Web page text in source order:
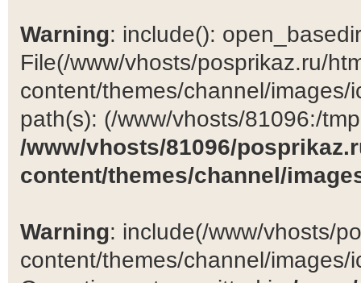
Warning: include():
File(/www/vhosts/posprikaz.ru/
content/themes/channel/
path(s): (/www/vhosts/81096:/
/www/vhosts/81096/
content/themes/channel/
Warning: include(/www/vhosts/
content/themes/channel/